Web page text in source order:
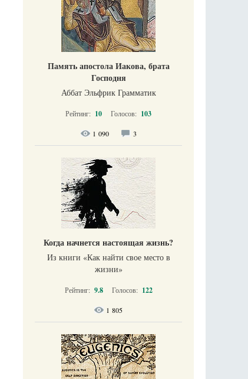
Память апостола Иакова, брата
Господня
Аббат Эльфрик Грамматик
Рейтинг: 10 Голосов: 103
1 090 3
Когда начнется настоящая жизнь?
Из книги «Как найти свое место в
жизни​»
Рейтинг: 9.8 Голосов: 122
1 805